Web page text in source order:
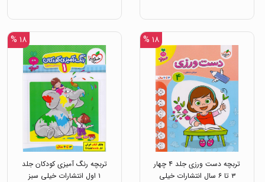
۱۸ %
تربچه دست ورزی جلد ۴ چهار
۳ تا ۶ سال انتشارات خیلی
۱۸ %
تربچه رنگ آمیزی کودکان جلد
۱ اول انتشارات خیلی سبز